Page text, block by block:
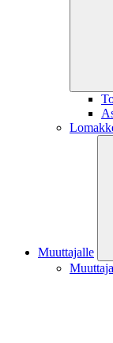
Muuttajalle